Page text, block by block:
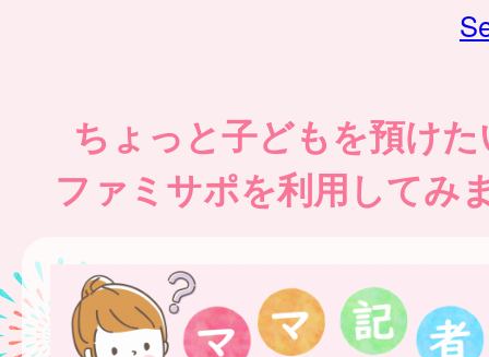
ちょっと子どもを預け
ファミサポを利用してみ